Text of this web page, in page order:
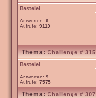
Bastelei
Antworten: 9
Aufrufe: 9119
Thema:Challenge # 315
Bastelei
Antworten: 9
Aufrufe: 7575
Thema:Challenge # 307